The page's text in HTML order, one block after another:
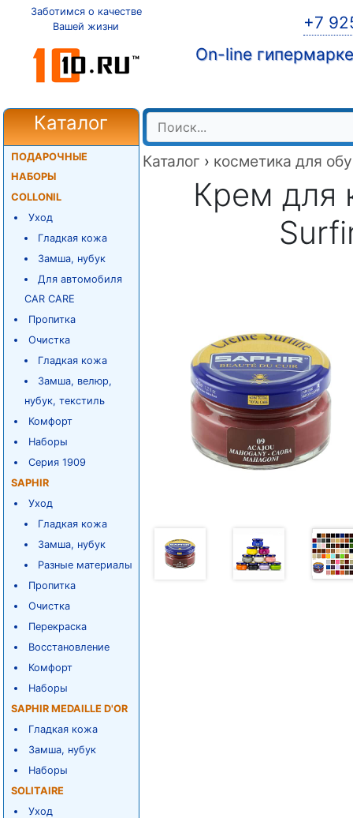
Заботимся о качестве
Вашей жизни
+7
On-line
Каталог
ПОДАРОЧНЫЕ
НАБОРЫ
COLLONIL
Уход
Гладкая кожа
Замша, нубук
Для автомобиля
CAR CARE
Пропитка
Очистка
Гладкая кожа
Замша, велюр,
нубук, текстиль
Комфорт
Наборы
Серия 1909
SAPHIR
Уход
Гладкая кожа
Замша, нубук
Разные материалы
Пропитка
Очистка
Перекраска
Восстановление
Комфорт
Наборы
SAPHIR MEDAILLE D'OR
Гладкая кожа
Замша, нубук
Наборы
SOLITAIRE
Уход
Каталог › косметика для
Крем для